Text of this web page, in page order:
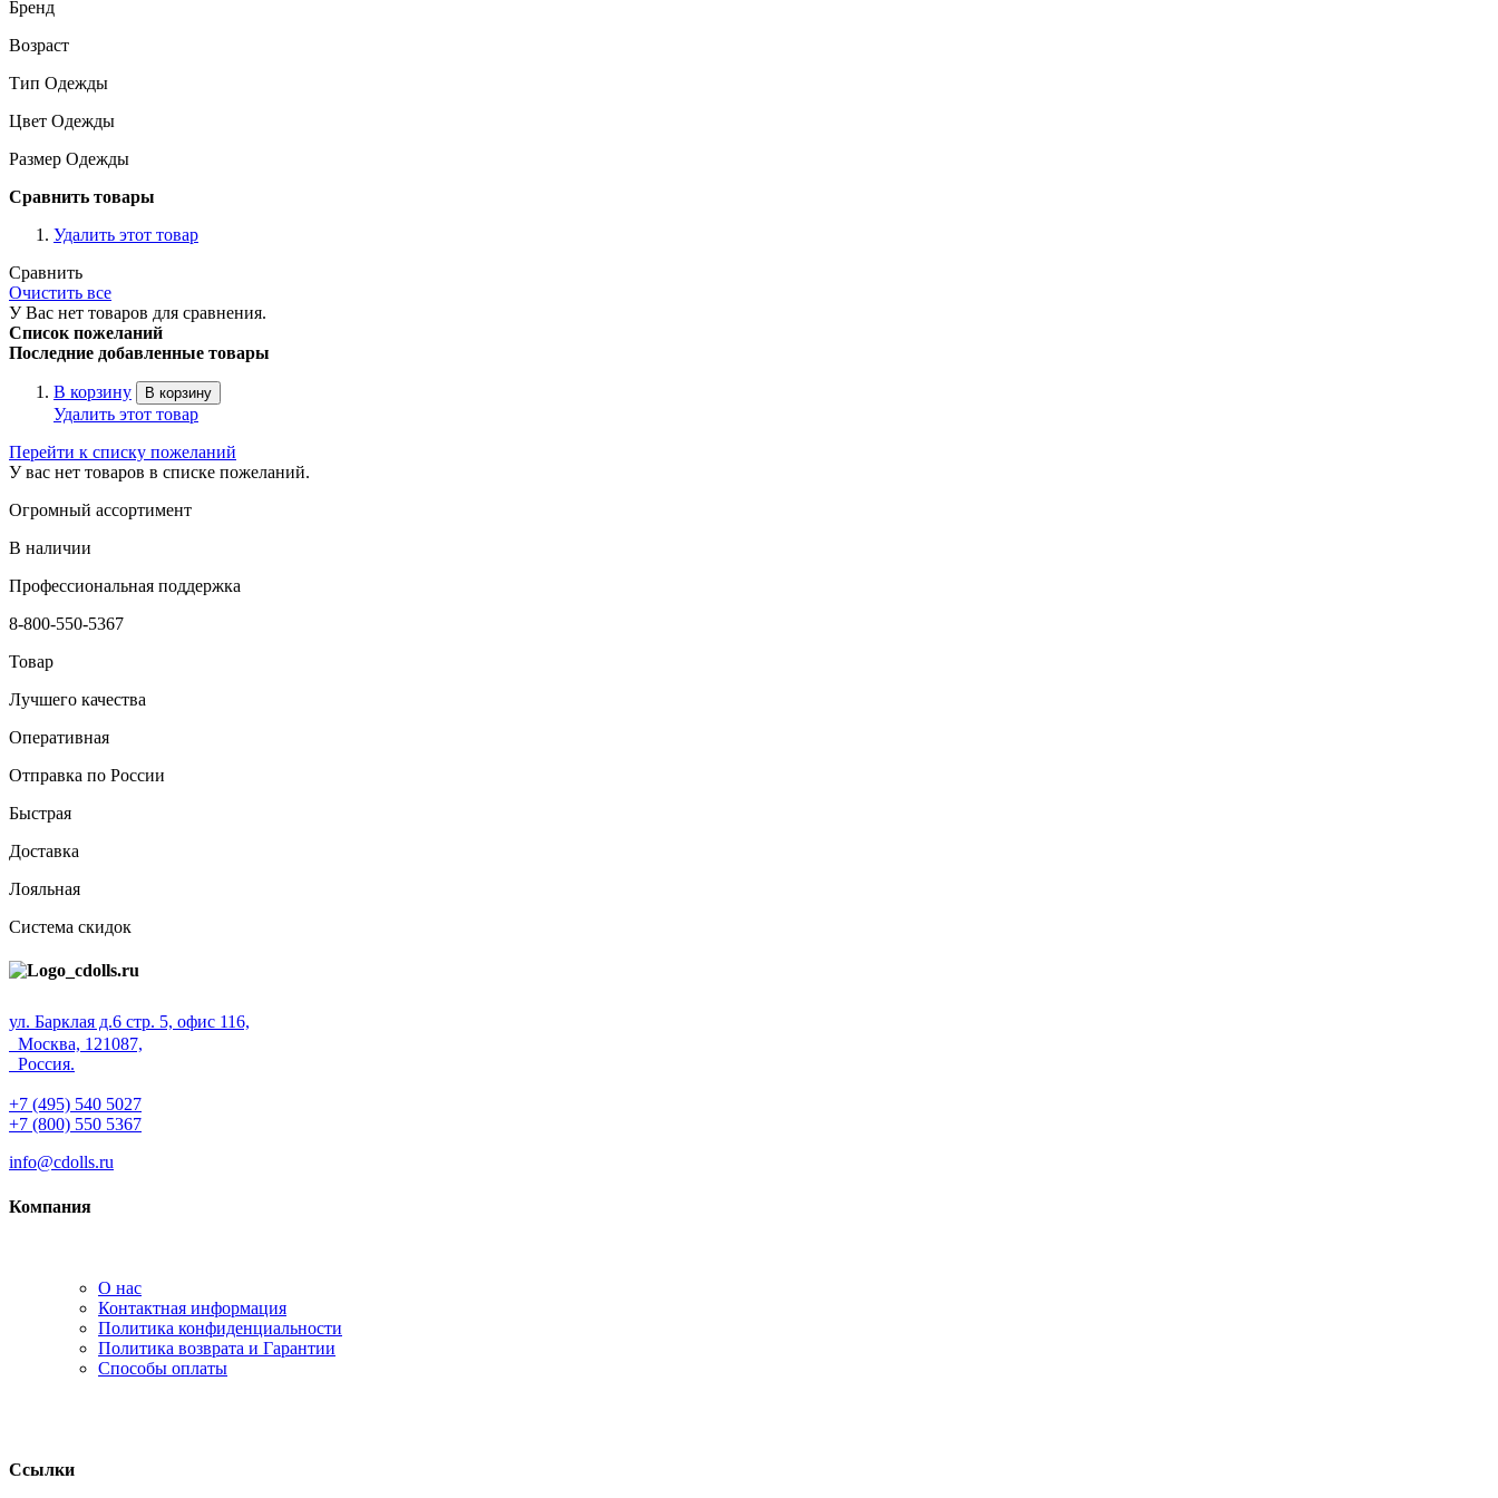
Бренд
Возраст
Тип Одежды
Цвет Одежды
Размер Одежды
Сравнить товары
Удалить этот товар
Сравнить
Очистить все
У Вас нет товаров для сравнения.
Список пожеланий
Последние добавленные товары
В корзину В корзину
Удалить этот товар
Перейти к списку пожеланий
У вас нет товаров в списке пожеланий.
Огромный ассортимент
В наличии
Профессиональная поддержка
8-800-550-5367
Товар
Лучшего качества
Оперативная
Отправка по России
Быстрая
Доставка
Лояльная
Система скидок
ул. Барклая д.6 стр. 5, офис 116,
Москва, 121087,
Россия.
+7 (495) 540 5027
+7 (800) 550 5367
info@cdolls.ru
Компания
О нас
Контактная информация
Политика конфиденциальности
Политика возврата и Гарантии
Способы оплаты
Ссылки